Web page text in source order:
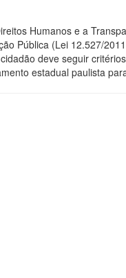
Humanos e a
Pública (Lei 12.527/
deve seguir
estadual paulista